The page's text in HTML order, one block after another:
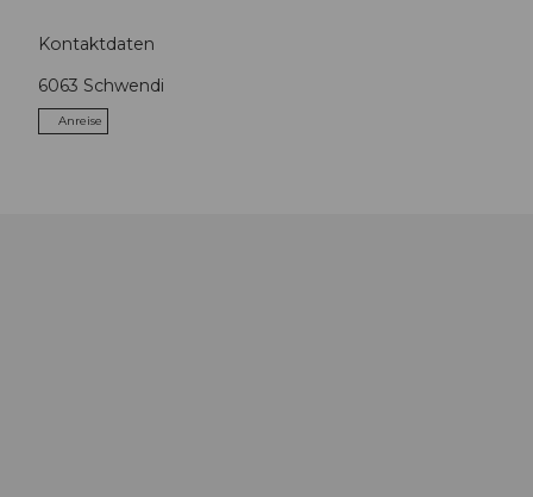
Kontaktdaten
6063 Schwendi
Anreise